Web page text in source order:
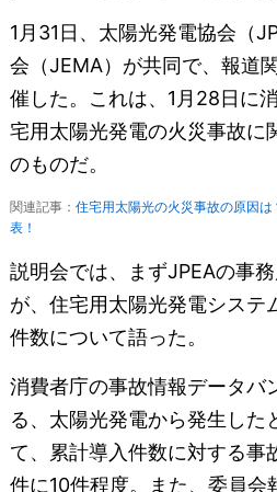
1月31日、太陽光発電協会（
会（JEMA）が共同で、報道
催した。これは、1月28日に
宅用太陽光発電の火災事故に
のものだ。
関連記事： 住宅用太陽光の火災事故の原因
表！
説明会では、まずJPEAの事
が、住宅用太陽光発電システ
件数について語った。
消費者庁の事故情報データバ
る、太陽光発電から発生した
て、累計導入件数に対する事
件に10件程度。また、委員会